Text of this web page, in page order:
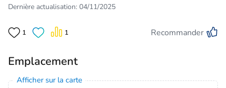
Dernière actualisation: 04/11/2025
1 1 Recommander
Emplacement
Afficher sur la carte